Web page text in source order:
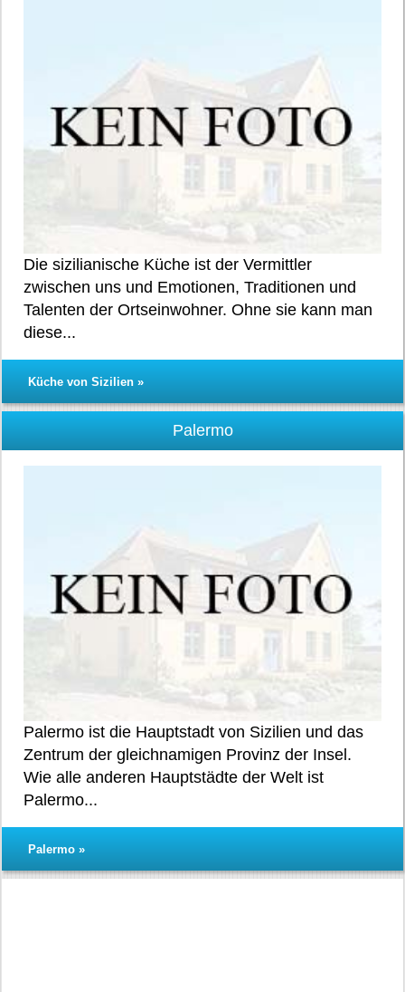
Die sizilianische Küche ist der Vermittler
zwischen uns und Emotionen, Traditionen und
Talenten der Ortseinwohner. Ohne sie kann man
diese...
Küche von Sizilien »
Palermo
Palermo ist die Hauptstadt von Sizilien und das
Zentrum der gleichnamigen Provinz der Insel.
Wie alle anderen Hauptstädte der Welt ist
Palermo...
Palermo »